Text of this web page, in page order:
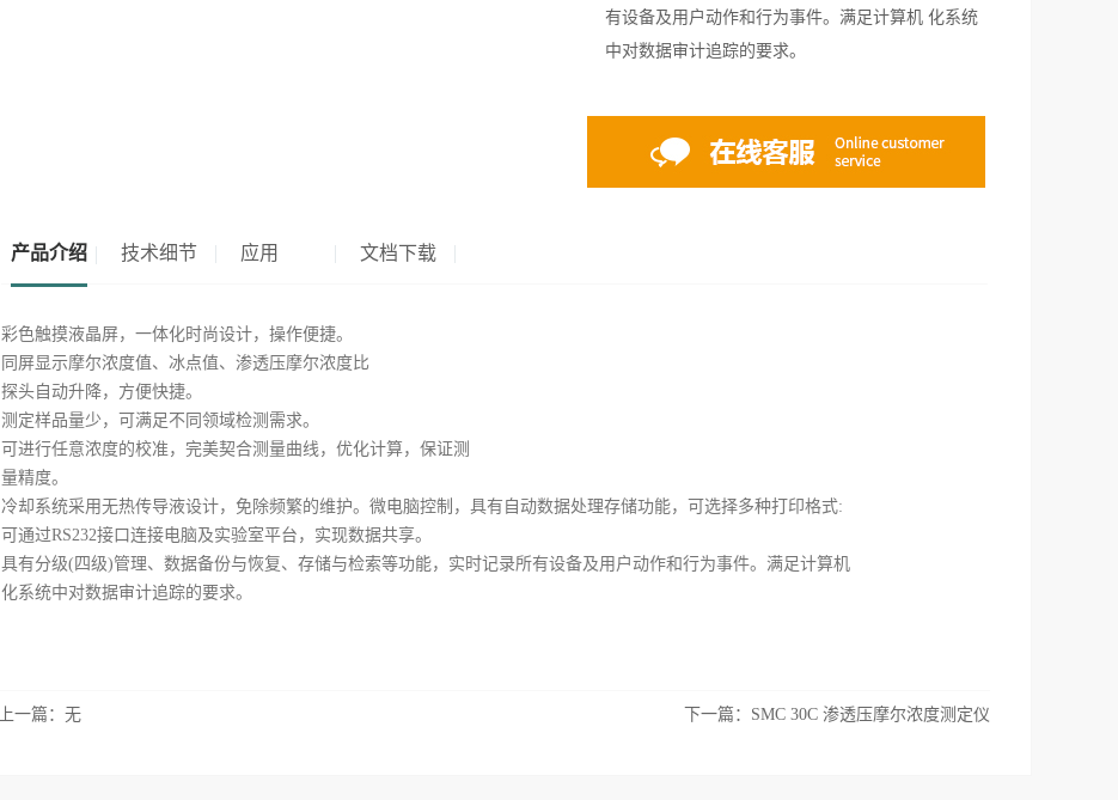
有设备及用户动作和行为事件。满足计算机 化系统
中对数据审计追踪的要求。
产品介绍 技术细节 应用 文档下载
彩色触摸液晶屏，一体化时尚设计，操作便捷。
同屏显示摩尔浓度值、冰点值、渗透压摩尔浓度比
探头自动升降，方便快捷。
测定样品量少，可满足不同领域检测需求。
可进行任意浓度的校准，完美契合测量曲线，优化计算，保证测
量精度。
冷却系统采用无热传导液设计，免除频繁的维护。微电脑控制，具有自动数据处理存储功能，可选择多种打印格式:
可通过RS232接口连接电脑及实验室平台，实现数据共享。
具有分级(四级)管理、数据备份与恢复、存储与检索等功能，实时记录所有设备及用户动作和行为事件。满足计算机
化系统中对数据审计追踪的要求。
上一篇：无 下一篇： SMC 30C 渗透压摩尔浓度测定仪